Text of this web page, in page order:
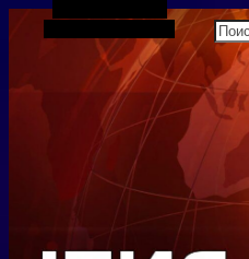
Боковая панель